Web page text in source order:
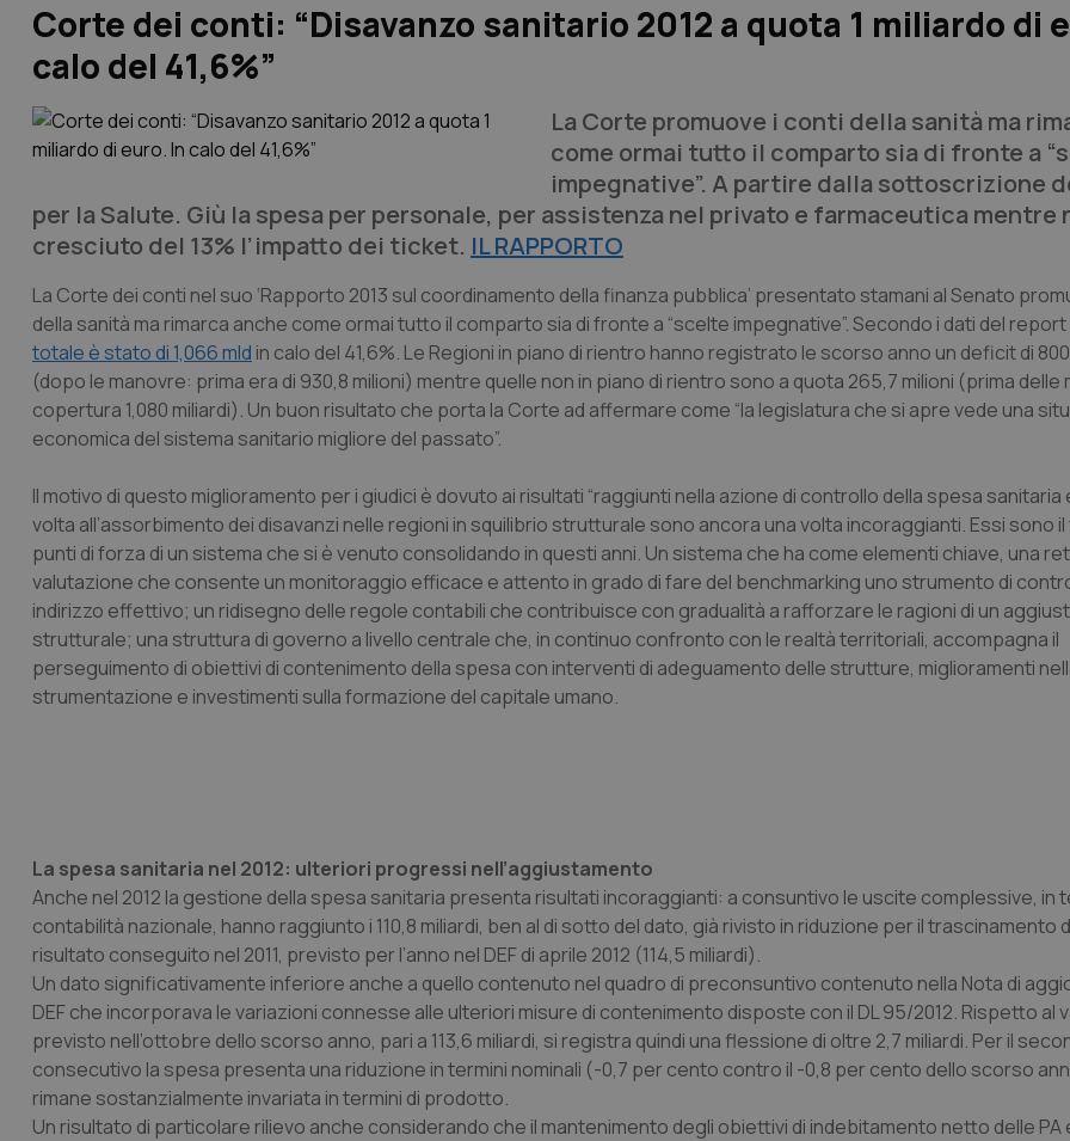
Corte dei conti: “Disavanzo sanitario 2012 a quota 1 miliardo di
calo del 41,6%”
La Corte promuove i conti della sanità ma
come ormai tutto il comparto sia di fronte a
impegnative”. A partire dalla sottoscrizione
per la Salute. Giù la spesa per personale, per assistenza nel privato e farmaceutica mentre
cresciuto del 13% l’impatto dei ticket. IL RAPPORTO
La Corte dei conti nel suo ‘Rapporto 2013 sul coordinamento della finanza pubblica’ presentato stamani al Senato
della sanità ma rimarca anche come ormai tutto il comparto sia di fronte a “scelte impegnative”. Secondo i dati del report
totale è stato di 1,066 mld in calo del 41,6%. Le Regioni in piano di rientro hanno registrato le scorso anno un deficit di
(dopo le manovre: prima era di 930,8 milioni) mentre quelle non in piano di rientro sono a quota 265,7 milioni (prima delle
copertura 1,080 miliardi). Un buon risultato che porta la Corte ad affermare come “la legislatura che si apre vede una
economica del sistema sanitario migliore del passato”.
Il motivo di questo miglioramento per i giudici è dovuto ai risultati “raggiunti nella azione di controllo della spesa sanitaria
volta all’assorbimento dei disavanzi nelle regioni in squilibrio strutturale sono ancora una volta incoraggianti. Essi sono
punti di forza di un sistema che si è venuto consolidando in questi anni. Un sistema che ha come elementi chiave, una
valutazione che consente un monitoraggio efficace e attento in grado di fare del benchmarking uno strumento di
indirizzo effettivo; un ridisegno delle regole contabili che contribuisce con gradualità a rafforzare le ragioni di un
strutturale; una struttura di governo a livello centrale che, in continuo confronto con le realtà territoriali, accompagna il
perseguimento di obiettivi di contenimento della spesa con interventi di adeguamento delle strutture, miglioramenti
strumentazione e investimenti sulla formazione del capitale umano.
La spesa sanitaria nel 2012: ulteriori progressi nell’aggiustamento
Anche nel 2012 la gestione della spesa sanitaria presenta risultati incoraggianti: a consuntivo le uscite complessive, in
contabilità nazionale, hanno raggiunto i 110,8 miliardi, ben al di sotto del dato, già rivisto in riduzione per il trascinamento
risultato conseguito nel 2011, previsto per l’anno nel DEF di aprile 2012 (114,5 miliardi).
Un dato significativamente inferiore anche a quello contenuto nel quadro di preconsuntivo contenuto nella Nota di
DEF che incorporava le variazioni connesse alle ulteriori misure di contenimento disposte con il DL 95/2012. Rispetto al
previsto nell’ottobre dello scorso anno, pari a 113,6 miliardi, si registra quindi una flessione di oltre 2,7 miliardi. Per il
consecutivo la spesa presenta una riduzione in termini nominali (-0,7 per cento contro il -0,8 per cento dello scorso
rimane sostanzialmente invariata in termini di prodotto.
Un risultato di particolare rilievo anche considerando che il mantenimento degli obiettivi di indebitamento netto delle PA